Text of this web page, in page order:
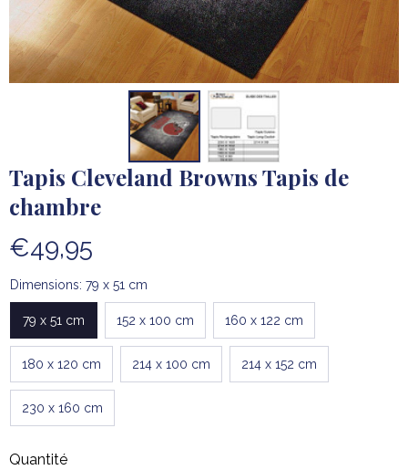
Tapis Cleveland Browns Tapis de
chambre
€49,95
Dimensions: 79 x 51 cm
79 x 51 cm 152 x 100 cm 160 x 122 cm
180 x 120 cm 214 x 100 cm 214 x 152 cm
230 x 160 cm
Quantité